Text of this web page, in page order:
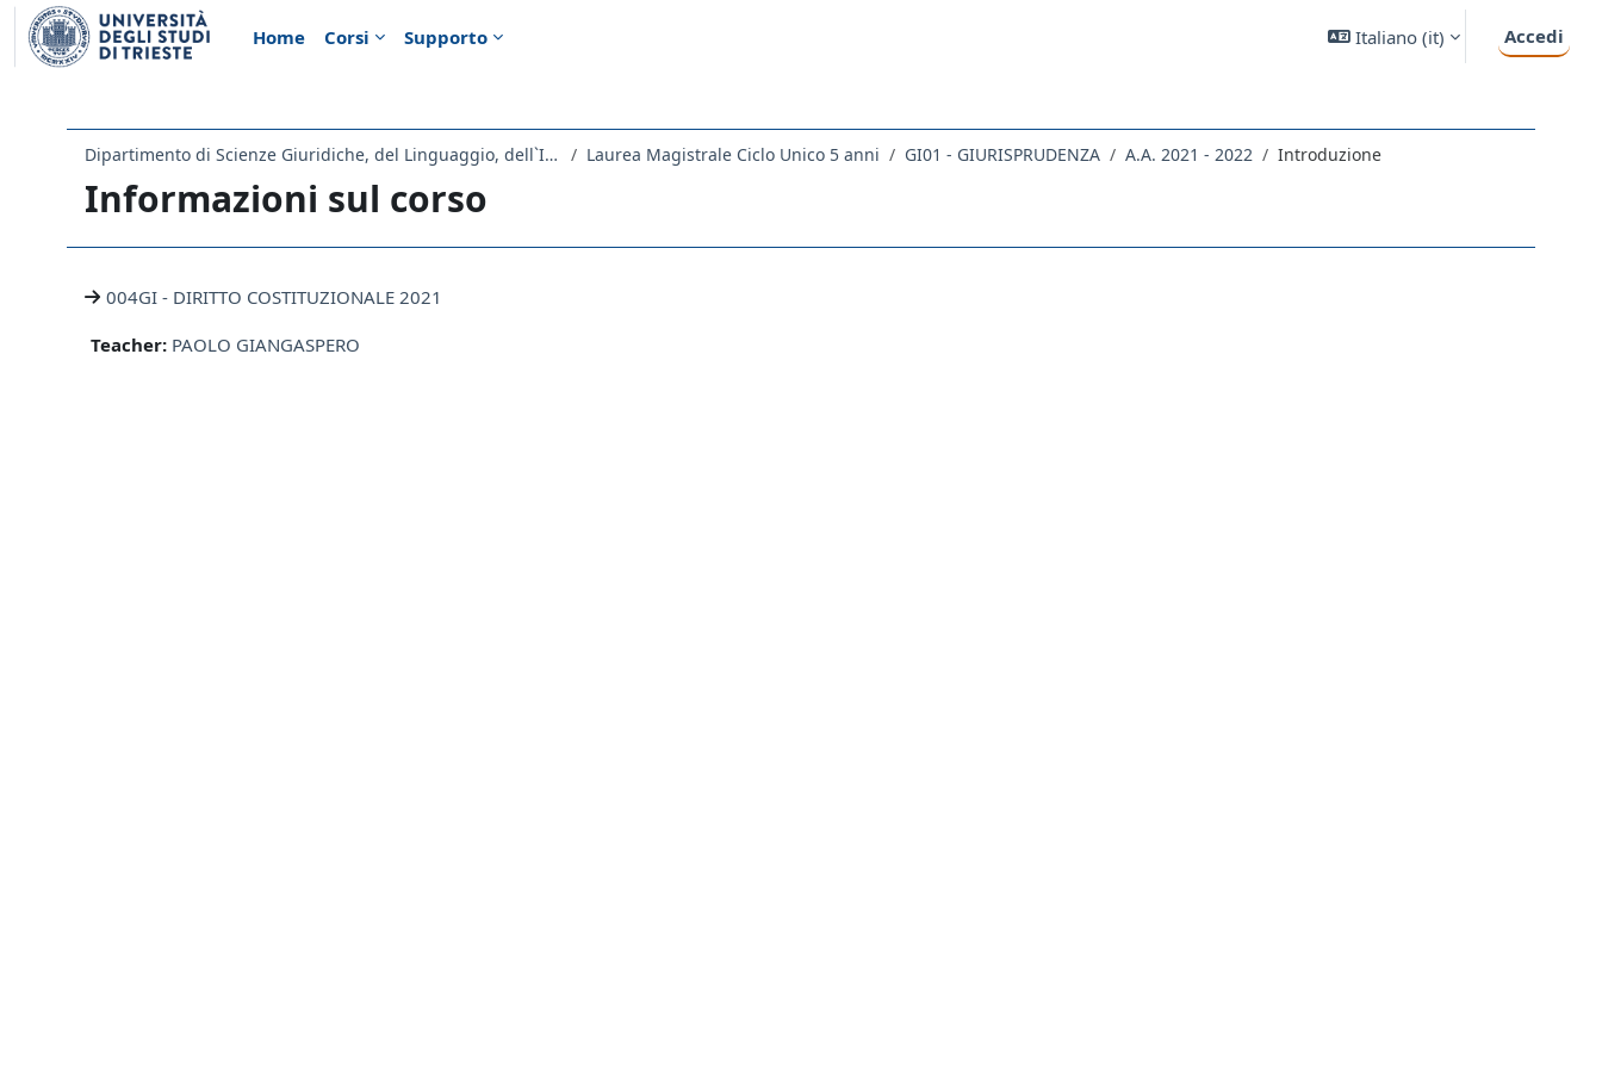
Vai al contenuto principale
Home
Corsi Supporto Italiano ‎(it)‎ Accedi
Dipartimento di Scienze Giuridiche, del Linguaggio, dell`Interpretazione e della Traduzione Laurea Magistrale Ciclo Unico 5 anni GI01 - GIURISPRUDENZA A.A. 2021 - 2022 Introduzione
Informazioni sul corso
004GI - DIRITTO COSTITUZIONALE 2021
Teacher: PAOLO GIANGASPERO